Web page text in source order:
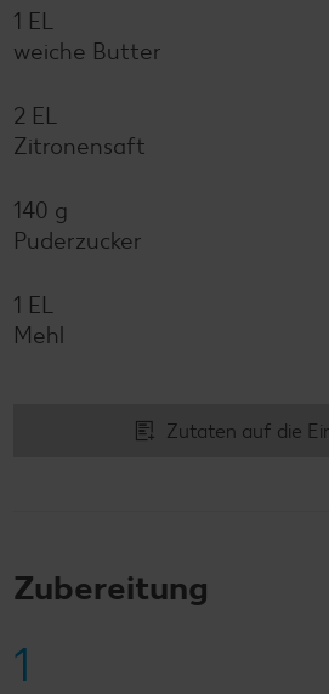
1 EL
weiche Butter
2 EL
Zitronensaft
140 g
Puderzucker
1 EL
Mehl
Zutaten auf die
Zubereitung
1